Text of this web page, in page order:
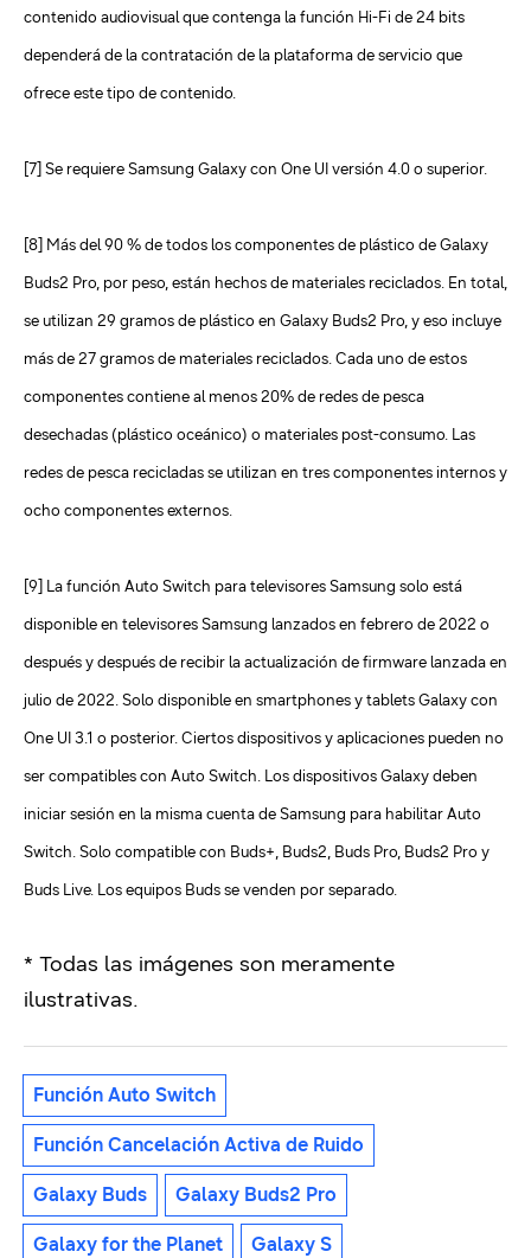
contenido audiovisual que contenga la función Hi-Fi de 24 bits
dependerá de la contratación de la plataforma de servicio que
ofrece este tipo de contenido.
[7] Se requiere Samsung Galaxy con One UI versión 4.0 o superior.
[8] Más del 90 % de todos los componentes de plástico de Galaxy
Buds2 Pro, por peso, están hechos de materiales reciclados. En total,
se utilizan 29 gramos de plástico en Galaxy Buds2 Pro, y eso incluye
más de 27 gramos de materiales reciclados. Cada uno de estos
componentes contiene al menos 20% de redes de pesca
desechadas (plástico oceánico) o materiales post-consumo. Las
redes de pesca recicladas se utilizan en tres componentes internos y
ocho componentes externos.
[9] La función Auto Switch para televisores Samsung solo está
disponible en televisores Samsung lanzados en febrero de 2022 o
después y después de recibir la actualización de firmware lanzada en
julio de 2022. Solo disponible en smartphones y tablets Galaxy con
One UI 3.1 o posterior. Ciertos dispositivos y aplicaciones pueden no
ser compatibles con Auto Switch. Los dispositivos Galaxy deben
iniciar sesión en la misma cuenta de Samsung para habilitar Auto
Switch. Solo compatible con Buds+, Buds2, Buds Pro, Buds2 Pro y
Buds Live. Los equipos Buds se venden por separado.
* Todas las imágenes son meramente
ilustrativas.
Función Auto Switch
Función Cancelación Activa de Ruido
Galaxy Buds Galaxy Buds2 Pro
Galaxy for the Planet Galaxy S